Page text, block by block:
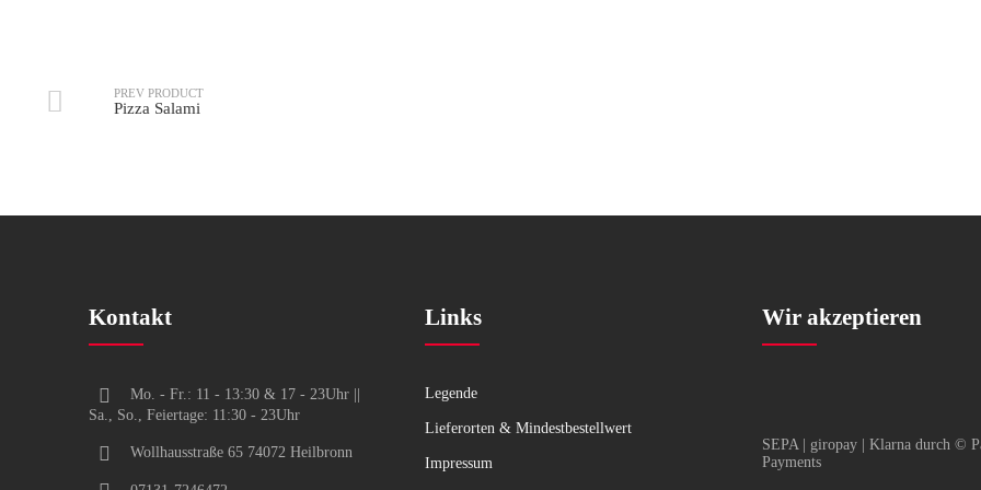
PREV PRODUCT
Pizza Salami
Kontakt
Mo. - Fr.: 11 - 13:30 & 17 - 23Uhr ||
Sa., So., Feiertage: 11:30 - 23Uhr
Wollhausstraße 65 74072 Heilbronn
Links
Legende
Lieferorten & Mindestbestellwert
Impressum
Wir akzeptieren
SEPA | giropay | Klarna durch ©
Payments